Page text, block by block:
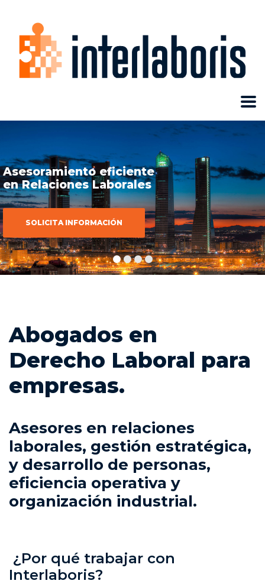
Abogados en
Derecho Laboral para
empresas.
Asesores en relaciones
laborales, gestión estratégica,
y desarrollo de personas,
eficiencia operativa y
organización industrial.
¿Por qué trabajar con
Interlaboris?